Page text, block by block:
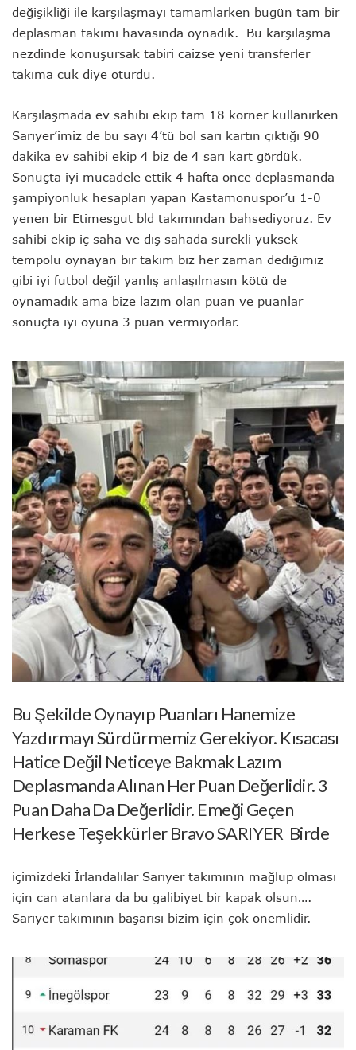
değişikliği ile karşılaşmayı tamamlarken bugün tam bir
deplasman takımı havasında oynadık. Bu karşılaşma
nezdinde konuşursak tabiri caizse yeni transferler
takıma cuk diye oturdu.
Karşılaşmada ev sahibi ekip tam 18 korner kullanırken
Sarıyer’imiz de bu sayı 4’tü bol sarı kartın çıktığı 90
dakika ev sahibi ekip 4 biz de 4 sarı kart gördük.
Sonuçta iyi mücadele ettik 4 hafta önce deplasmanda
şampiyonluk hesapları yapan Kastamonuspor’u 1-0
yenen bir Etimesgut bld takımından bahsediyoruz. Ev
sahibi ekip iç saha ve dış sahada sürekli yüksek
tempolu oynayan bir takım biz her zaman dediğimiz
gibi iyi futbol değil yanlış anlaşılmasın kötü de
oynamadık ama bize lazım olan puan ve puanlar
sonuçta iyi oyuna 3 puan vermiyorlar.
Bu Şekilde Oynayıp Puanları Hanemize
Yazdırmayı Sürdürmemiz Gerekiyor. Kısacası
Hatice Değil Neticeye Bakmak Lazım
Deplasmanda Alınan Her Puan Değerlidir. 3
Puan Daha Da Değerlidir. Emeği Geçen
Herkese Teşekkürler Bravo SARIYER Birde
içimizdeki İrlandalılar Sarıyer takımının mağlup olması
için can atanlara da bu galibiyet bir kapak olsun….
Sarıyer takımının başarısı bizim için çok önemlidir.